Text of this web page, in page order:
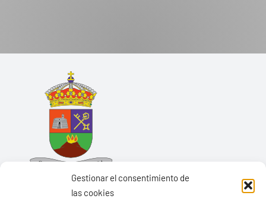
Gestionar el consentimiento de
las cookies